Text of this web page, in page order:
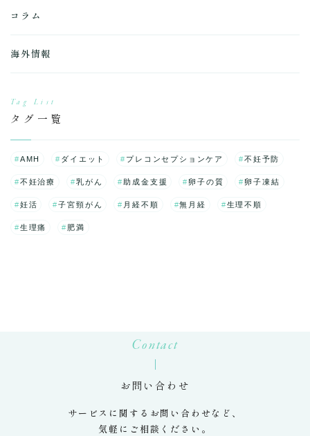
コラム
海外情報
Tag List
タグ一覧
AMH ダイエット プレコンセプションケア 不妊予防
不妊治療 乳がん 助成金支援 卵子の質 卵子凍結
妊活 子宮頸がん 月経不順 無月経 生理不順
生理痛 肥満
Contact
お問い合わせ
サービスに関するお問い合わせなど、
気軽にご相談ください。